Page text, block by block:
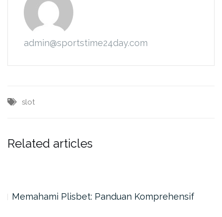
admin@sportstime24day.com
slot
Related articles
Memahami Plisbet: Panduan Komprehensif